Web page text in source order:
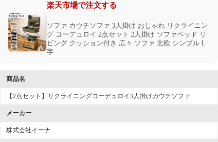
楽天市場で注文する
ソファ カウチソファ 3人掛け おしゃれ リクライニン
グ コーデュロイ 2点セット 2人掛け ソファベッド リ
ビング クッション付き 広々 ソファ 北欧 シンプル L
字
商品名
【2点セット】リクライニングコーデュロイ3人掛けカウチソファ
メーカー
株式会社イーナ